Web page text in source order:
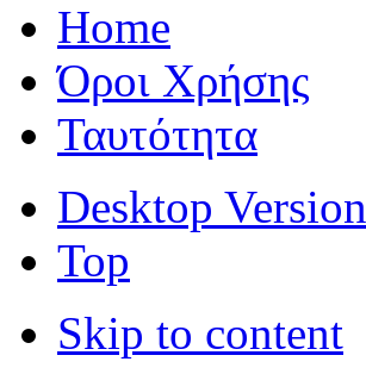
Home
Όροι Χρήσης
Ταυτότητα
Desktop Version
Top
Skip to content